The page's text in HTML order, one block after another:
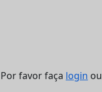
Por favor faça login ou